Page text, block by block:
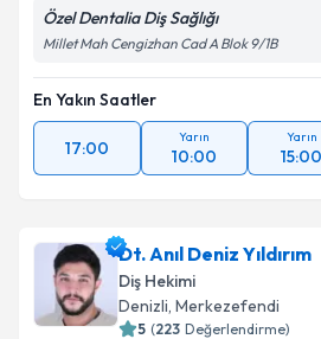
Özel Dentalia Diş Sağlığı
Millet Mah Cengizhan Cad A Blok 9/1B
En Yakın Saatler
17:00
Yarın
10:00
Yarın
15:00
Dt. Anıl Deniz Yıldırım
Diş Hekimi
Denizli, Merkezefendi
5 (223 Değerlendirme)